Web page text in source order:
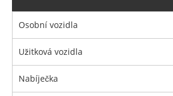
Osobní vozidla
Užitková vozidla
Nabíječka